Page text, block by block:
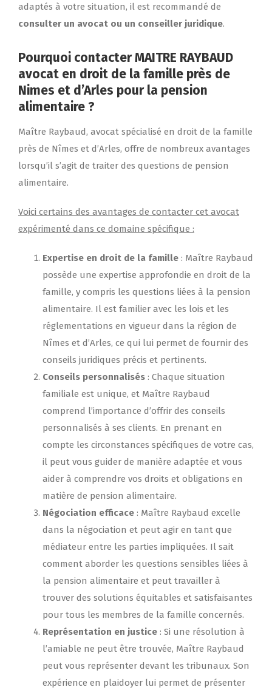
adaptés à votre situation, il est recommandé de
consulter un avocat ou un conseiller juridique.
Pourquoi contacter MAITRE RAYBAUD
avocat en droit de la famille près de
Nimes et d’Arles pour la pension
alimentaire ?
Maître Raybaud, avocat spécialisé en droit de la famille
près de Nîmes et d’Arles, offre de nombreux avantages
lorsqu’il s’agit de traiter des questions de pension
alimentaire.
Voici certains des avantages de contacter cet avocat
expérimenté dans ce domaine spécifique :
Expertise en droit de la famille : Maître Raybaud
possède une expertise approfondie en droit de la
famille, y compris les questions liées à la pension
alimentaire. Il est familier avec les lois et les
réglementations en vigueur dans la région de
Nîmes et d’Arles, ce qui lui permet de fournir des
conseils juridiques précis et pertinents.
Conseils personnalisés : Chaque situation
familiale est unique, et Maître Raybaud
comprend l’importance d’offrir des conseils
personnalisés à ses clients. En prenant en
compte les circonstances spécifiques de votre cas,
il peut vous guider de manière adaptée et vous
aider à comprendre vos droits et obligations en
matière de pension alimentaire.
Négociation efficace : Maître Raybaud excelle
dans la négociation et peut agir en tant que
médiateur entre les parties impliquées. Il sait
comment aborder les questions sensibles liées à
la pension alimentaire et peut travailler à
trouver des solutions équitables et satisfaisantes
pour tous les membres de la famille concernés.
Représentation en justice : Si une résolution à
l’amiable ne peut être trouvée, Maître Raybaud
peut vous représenter devant les tribunaux. Son
expérience en plaidoyer lui permet de présenter